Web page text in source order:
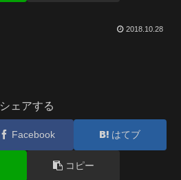
2018.10.28
シェアする
Facebook はてブ
コピー